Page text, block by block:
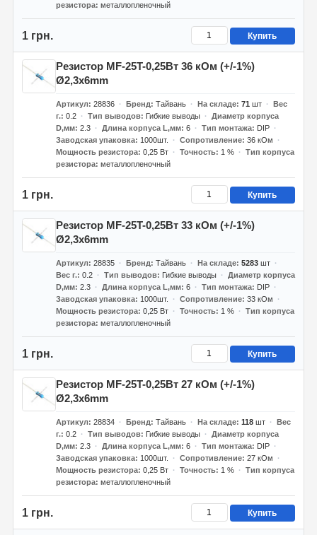
резистора металлопленочный
1 грн. Купить
Резистор MF-25T-0,25Вт 36 кОм (+/-1%)
Ø2,3x6mm
Артикул 28836 Бренд Тайвань На складе 71 шт
Вес
г. 0.2 Тип выводов Гибкие выводы
Диаметр корпуса
D,мм 2.3 Длина корпуса L,мм 6 Тип монтажа
DIP
Заводская упаковка
1000шт. Сопротивление 36 кОм
Мощность резистора 0,25 Вт Точность 1 %
Тип корпуса
резистора металлопленочный
1 грн. Купить
Резистор MF-25T-0,25Вт 33 кОм (+/-1%)
Ø2,3x6mm
Артикул 28835 Бренд Тайвань На складе 5283шт
Вес г. 0.2 Тип выводов Гибкие выводы
Диаметр корпуса
D,мм 2.3 Длина корпуса L,мм 6 Тип монтажа
DIP
Заводская упаковка
1000шт. Сопротивление 33 кОм
Мощность резистора 0,25 Вт Точность 1 %
Тип корпуса
резистора металлопленочный
1 грн. Купить
Резистор MF-25T-0,25Вт 27 кОм (+/-1%)
Ø2,3x6mm
Артикул 28834 Бренд Тайвань На складе 118шт
Вес
г. 0.2 Тип выводов Гибкие выводы
Диаметр корпуса
D,мм 2.3 Длина корпуса L,мм 6 Тип монтажа
DIP
Заводская упаковка
1000шт. Сопротивление 27 кОм
Мощность резистора 0,25 Вт Точность 1 %
Тип корпуса
резистора металлопленочный
1 грн. Купить